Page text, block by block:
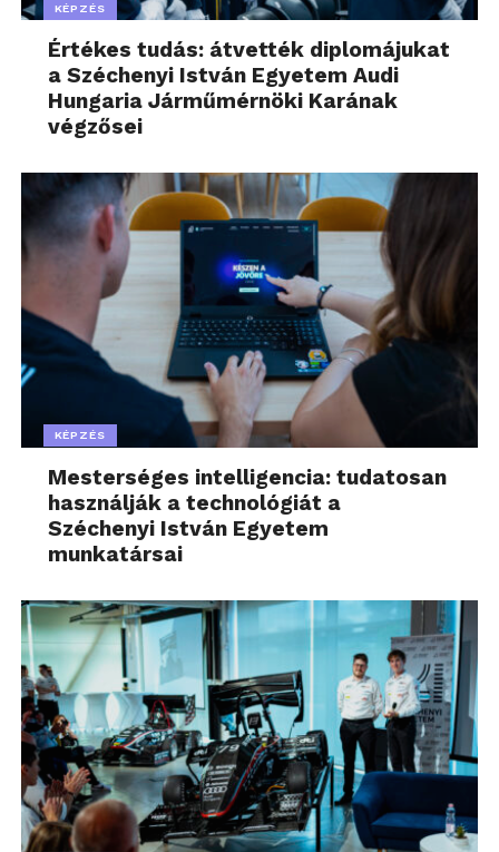
KÉPZÉS
Értékes tudás: átvették diplomájukat
a Széchenyi István Egyetem Audi
Hungaria Járműmérnöki Karának
végzősei
KÉPZÉS
Mesterséges intelligencia: tudatosan
használják a technológiát a
Széchenyi István Egyetem
munkatársai